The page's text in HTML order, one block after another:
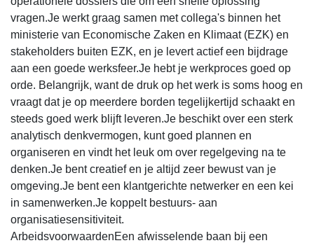
vragen.Je werkt graag samen met collega's binnen het
ministerie van Economische Zaken en Klimaat (EZK) en
stakeholders buiten EZK, en je levert actief een bijdrage
aan een goede werksfeer.Je hebt je werkproces goed op
orde. Belangrijk, want de druk op het werk is soms hoog en
vraagt dat je op meerdere borden tegelijkertijd schaakt en
steeds goed werk blijft leveren.Je beschikt over een sterk
analytisch denkvermogen, kunt goed plannen en
organiseren en vindt het leuk om over regelgeving na te
denken.Je bent creatief en je altijd zeer bewust van je
omgeving.Je bent een klantgerichte netwerker en een kei
in samenwerken.Je koppelt bestuurs- aan
organisatiesensitiviteit.
ArbeidsvoorwaardenEen afwisselende baan bij een